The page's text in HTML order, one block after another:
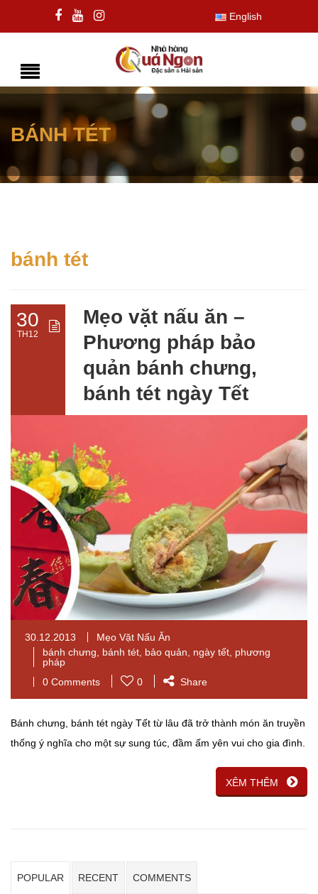
English
BÁNH TÉT
bánh tét
30
TH12
Mẹo vặt nấu ăn –
Phương pháp bảo
quản bánh chưng,
bánh tét ngày Tết
30.12.2013
Mẹo Vặt Nấu Ăn
bánh chưng
bánh tét bảo quản ngày tết phương
pháp
0 Comments
0 Share
Bánh chưng, bánh tét ngày Tết từ lâu đã trở thành món ăn truyền
thống ý nghĩa cho một sự sung túc, đầm ấm yên vui cho gia đình.
XÊM THÊM
POPULAR RECENT COMMENTS